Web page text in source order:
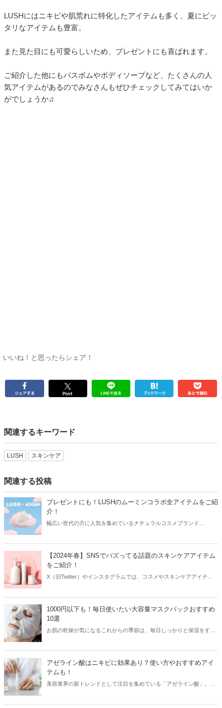
LUSHにはニキビや肌荒れに特化したアイテムも多く、夏にピッ
タリなアイテムも豊富。
また見た目にも可愛らしいため、プレゼントにも喜ばれます。
ご紹介した他にもバスボムやボディソープなど、たくさんの人
気アイテムがあるのでみなさんもぜひチェックしてみてはいか
がでしょうか♫
いいね！と思ったらシェア！
関連するキーワード
LUSH スキンケア
関連する投稿
プレゼントにも！LUSHのムーミンコラボ全アイテムをご紹
介！
幅広い世代の方に人気を集めているナチュラルコスメブランド
す。
【2024年春】SNSでバズってる話題のスキンケアアイテム
をご紹介！
X（旧Twitter）やインスタグラムでは、コスメやスキンケアアイテム
SNSをチェックしているはず！そこで今回はSNSでバズってる話題の
スキンケアアイテムをご紹介します。
1000円以下も！毎日使いたい大容量マスクパックおすすめ
10選
お肌の乾燥が気になるこれからの季節は、毎日しっかりと保湿をする
アゼライン酸はニキビに効果あり？使い方やおすすめアイ
テムも！
美容業界の新トレンドとして注目を集めている「アゼライン酸」。ニ